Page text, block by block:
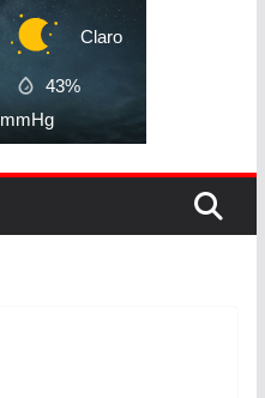
Claro
43%
mmHg